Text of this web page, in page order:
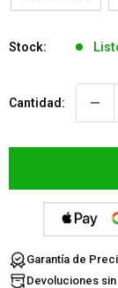
Stock:
Cantidad:
Garantía de
Devoluciones